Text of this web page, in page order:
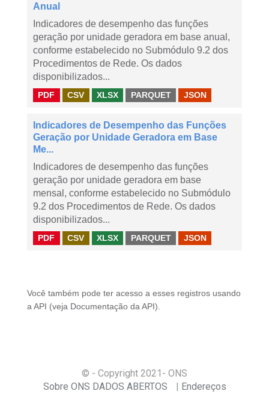
Anual
Indicadores de desempenho das funções
geração por unidade geradora em base anual,
conforme estabelecido no Submódulo 9.2 dos
Procedimentos de Rede. Os dados
disponibilizados...
PDF CSV XLSX PARQUET JSON
Indicadores de Desempenho das Funções
Geração por Unidade Geradora em Base
Me...
Indicadores de desempenho das funções
geração por unidade geradora em base
mensal, conforme estabelecido no Submódulo
9.2 dos Procedimentos de Rede. Os dados
disponibilizados...
PDF CSV XLSX PARQUET JSON
Você também pode ter acesso a esses registros usando
a API (veja Documentação da API ).
© - Copyright 2021 - ONS
Sobre ONS DADOS ABERTOS
Endereços